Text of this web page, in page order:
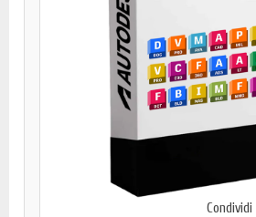
Condividi